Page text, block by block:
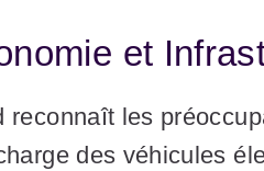
et
reconnaît les
des véhicules